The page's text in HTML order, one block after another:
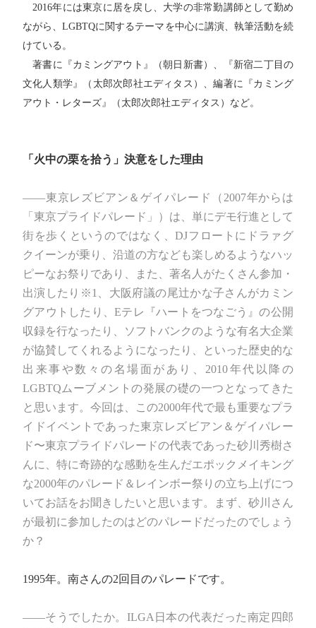
2016年には東京に居を戻し、大学の非常勤講師として勤め
ながら、LGBTQに関するテーマを中心に講演、執筆活動を続
けている。
著書に『カミングアウト』（朝日新書）、『新宿二丁目の
文化人類学』（太郎次郎社エディタス）、編著に『カミング
アウト・レターズ』（太郎次郎社エディタス）など。
「火中の栗を拾う」決意をした理由
――東京レズビアン＆ゲイパレード（2007年からは
「東京プライドパレード」）は、単にデモ行進として
街を歩くというのではなく、DJフロートにドラァグ
クイーンが乗り、沿道の方なども楽しめるようなハッ
ピーなお祭りであり、また、著名人がたくさん参加・
出演したり※1、大阪府議の尾辻かな子さんがカミン
グアウトしたり、Eテレ『ハートをつなごう』の公開
収録を行なったり、ソフトバンクのような有名大企業
が協賛してくれるようになったり、といった歴史的な
出来事や数々の名場面があり、2010年代以降の
LGBTQムーブメントの発展の礎の一つとなってきた
と思います。今回は、この2000年代で最も重要なプラ
イドイベントであった東京レズビアン＆ゲイパレー
ド〜東京プライドパレードの代表であった砂川秀樹さ
んに、特に奇跡的な感動を生んだエポックメイキング
な2000年のパレード＆レインボー祭りの立ち上げにつ
いてお話をお聞きしたいと思います。まず、砂川さん
が最初に参加したのはどのパレードだったのでしょう
か？
1995年。南さんの2回目のパレードです。
――そうでしたか。ILGA日本の代表だった南定四郎